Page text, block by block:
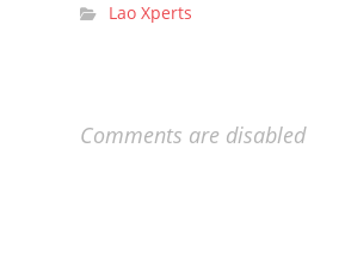
Lao Xperts
Comments are disabled